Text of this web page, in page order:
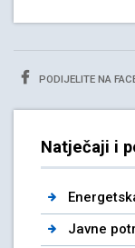
PODIJELITE NA
Natječaji i
Javne